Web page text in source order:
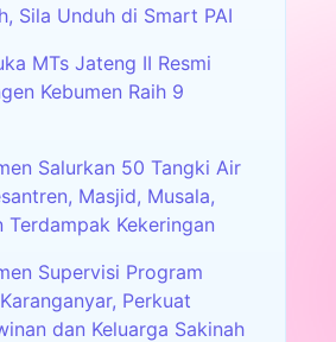
Sila Unduh di Smart PAI
MTs Jateng II Resmi
Kebumen Raih 9
Salurkan 50 Tangki Air
Masjid, Musala,
Terdampak Kekeringan
Supervisi Program
Perkuat
dan Keluarga Sakinah